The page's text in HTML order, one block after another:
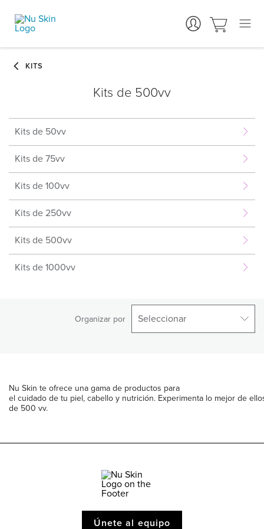
Kits de 500vv
Kits de 50vv
Kits de 75vv
Kits de 100vv
Kits de 250vv
Kits de 500vv
Kits de 1000vv
Organizar por Seleccionar
Nu Skin te ofrece una gama de productos para
el cuidado de tu piel, cabello y nutrición. Experimenta lo mejor de
de 500 vv.
Únete al equipo